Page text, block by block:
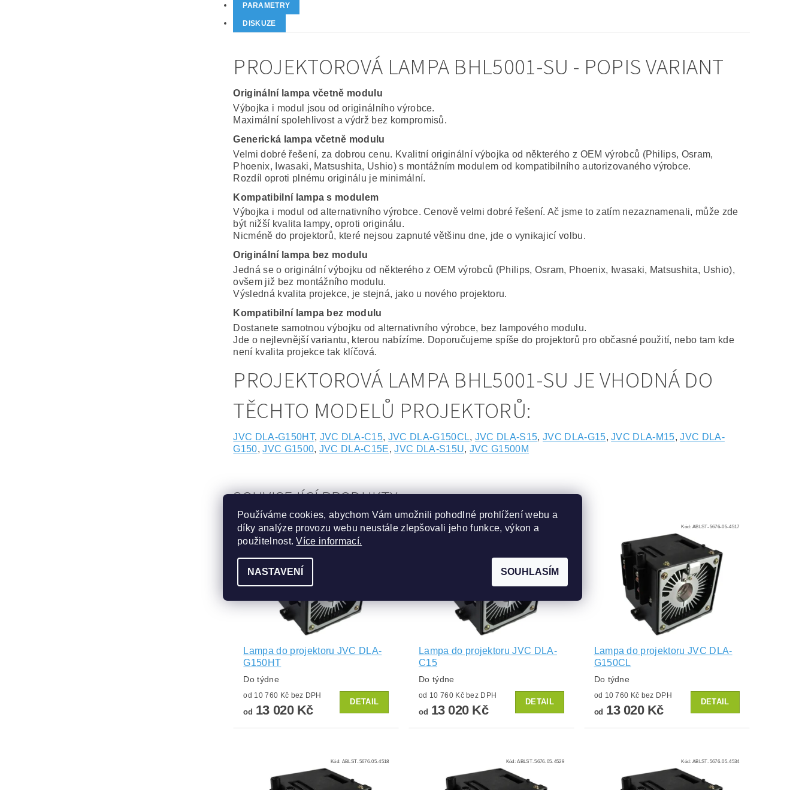
PARAMETRY
DISKUZE
PROJEKTOROVÁ LAMPA BHL5001-SU - POPIS VARIANT
Originální lampa včetně modulu
Výbojka i modul jsou od originálního výrobce.
Maximální spolehlivost a výdrž bez kompromisů.
Generická lampa včetně modulu
Velmi dobré řešení, za dobrou cenu. Kvalitní originální výbojka od některého z OEM výrobců (Philips, Osram,
Phoenix, Iwasaki, Matsushita, Ushio) s montážním modulem od kompatibilního autorizovaného výrobce.
Rozdíl oproti plnému originálu je minimální.
Kompatibilní lampa s modulem
Výbojka i modul od alternativního výrobce. Cenově velmi dobré řešení. Ač jsme to zatím nezaznamenali, může zde
být nižší kvalita lampy, oproti originálu.
Nicméně do projektorů, které nejsou zapnuté většinu dne, jde o vynikajicí volbu.
Originální lampa bez modulu
Jedná se o originální výbojku od některého z OEM výrobců (Philips, Osram, Phoenix, Iwasaki, Matsushita, Ushio),
ovšem již bez montážního modulu.
Výsledná kvalita projekce, je stejná, jako u nového projektoru.
Kompatibilní lampa bez modulu
Dostanete samotnou výbojku od alternativního výrobce, bez lampového modulu.
Jde o nejlevnější variantu, kterou nabízíme. Doporučujeme spíše do projektorů pro občasné použití, nebo tam kde
není kvalita projekce tak klíčová.
PROJEKTOROVÁ LAMPA BHL5001-SU JE VHODNÁ DO
TĚCHTO MODELŮ PROJEKTORŮ:
JVC DLA-G150HT, JVC DLA-C15, JVC DLA-G150CL, JVC DLA-S15, JVC DLA-G15,JVC DLA-M15,JVC DLA-
G150,JVC G1500, JVC DLA-C15E,JVC DLA-S15U, JVC G1500M
SOUVISEJÍCÍ PRODUKTY
Kód:ABLST-5676-05-4504
Lampa do projektoru JVC DLA-
G150HT
Do týdne
od 10 760 Kč bez DPH
od 13 020 Kč
DETAIL
Kód: ABLST-5676-05-4505
Lampa do projektoru JVC DLA-
C15
Do týdne
od 10 760 Kč bez DPH
od 13 020 Kč
DETAIL
Kód: ABLST-5676-05-4517
Lampa do projektoru JVC DLA-
G150CL
Do týdne
od 10 760 Kč bez DPH
od 13 020 Kč
DETAIL
Kód: ABLST-5676-05-4518 Kód:ABLST-5676-05-4529 Kód: ABLST-5676-05-4534
Používáme cookies, abychom Vám umožnili pohodlné prohlížení webu a
díky analýze provozu webu neustále zlepšovali jeho funkce, výkon a
použitelnost.Více informací.
NASTAVENÍ SOUHLASÍM